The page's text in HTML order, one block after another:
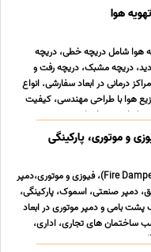
هوا
هوا شامل دریچه خطی، دریچه
دریچه مشبک، دریچه رفت و
درمانی در ابعاد سفارشی. انواع
هوا با طراحی مهندسی، کیفیت
ابعاد و مشخصات ... ...
و موتوری، پارکینگی
تولید و فروش انواع فایر دمپر (Fire Damper)، فیوزی و موتوری،دمپر
دمپر صنعتی، اسموک، پارکینگی،
پشت بامی و دمپر موتوری در ابعاد
ساختمان های تجاری، اداری،
پترو ... ...